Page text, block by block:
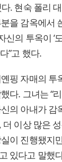
. 현숙 폴리
을 감옥에서
신의 투옥이 ‘
”고 했다.
핑 자매의 투
다. 그녀는 “
의 아내가 감
이상 많은
이 진행됐지
있다고 말했